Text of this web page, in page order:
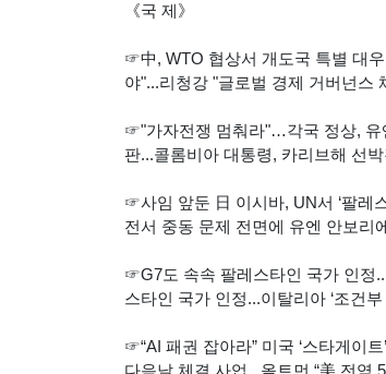
《국 제》
☞中, WTO 협상서 개도국 특별 대
야"...리청강 "글로벌 경제 거버넌스
☞"가자전쟁 멈춰라"…각국 정상, 유
판...콜롬비아 대통령, 카리브해 선
☞사임 앞둔 日 이시바, UN서 ‘팔레
전서 중동 문제 전면에 유엔 안보리
☞G7도 속속 팔레스타인 국가 인정
스타인 국가 인정...이탈리아 ‘조건
☞“AI 패권 잡아라” 미국 ‘스타게이
다음날 체결 사업...올트먼 “美 전역